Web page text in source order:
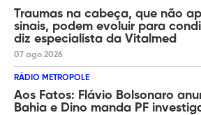
Traumas na cabeça, que não
sinais, podem evoluir para
diz especialista da Vitalmed
07 ago 2026
RÁDIO METROPOLE
Aos Fatos: Flávio Bolsonaro
Bahia e Dino manda PF